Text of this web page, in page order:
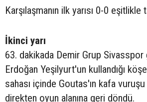
Karşılaşmanın ilk yarısı 0-0 eşitlikle
İkinci yarı
63. dakikada Demir Grup Sivasspor
Erdoğan Yeşilyurt'un kullandığı
sahası içinde Goutas'ın kafa
direkten oyun alanına geri döndü.